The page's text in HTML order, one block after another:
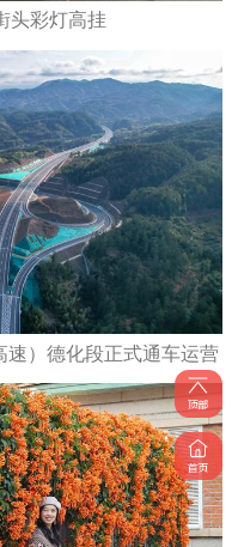
头彩灯高挂
速）德化段正式通车运营